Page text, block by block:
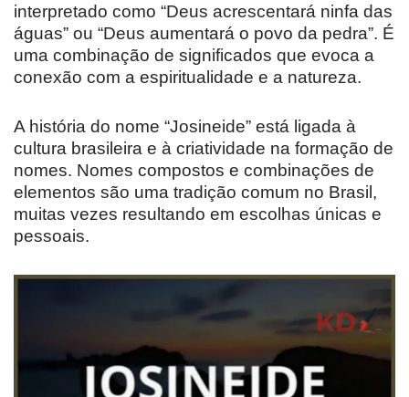
interpretado como “Deus acrescentará ninfa das
águas” ou “Deus aumentará o povo da pedra”. É
uma combinação de significados que evoca a
conexão com a espiritualidade e a natureza.
A história do nome “Josineide” está ligada à
cultura brasileira e à criatividade na formação de
nomes. Nomes compostos e combinações de
elementos são uma tradição comum no Brasil,
muitas vezes resultando em escolhas únicas e
pessoais.